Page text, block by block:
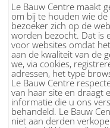
Le Bauw Centre maakt
om bij te houden wie
bezoeker zich op de
worden bezocht. Dat is
voor websites omdat
aan de kwaliteit van de
we, via cookies,
adressen, het type
Le Bauw Centre
van haar site en draagt
informatie die u ons
behandeld. Le Bauw
niet aan derden